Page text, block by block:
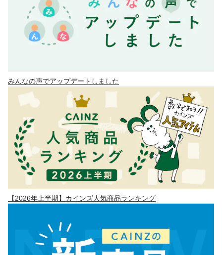
みんなの声でアップデートしました
【2026年上半期】カインズ人気商品ランキング